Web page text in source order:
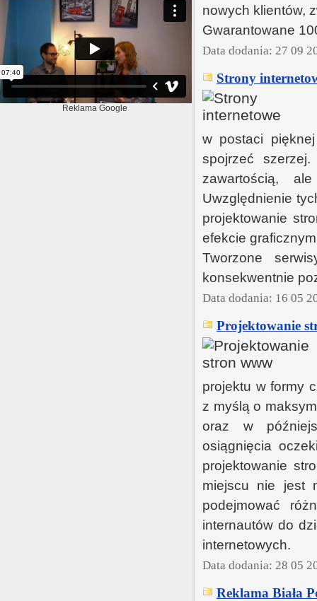
Reklama Google
nowych klientów,
Gwarantowane
Data dodania: 27 09
Strony
w postaci
spojrzeć
zawartością,
Uwzględnienie
projektowanie
efekcie
Tworzone
konsekwentnie
Data dodania: 16 05
Projektowanie
projektu w formy
z myślą o
oraz w
osiągnięcia
projektowanie
miejscu nie jest
podejmować
internautów do
internetowych.
Data dodania: 28 05
Reklama Biała